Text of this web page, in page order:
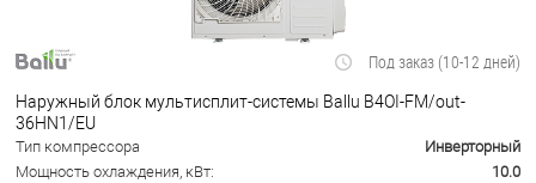
Под заказ (10-12 дней)
Наружный блок мультисплит-системы Ballu B4OI-FM/out-
36HN1/EU
Тип компрессора
Инверторный
Мощность охлаждения, кВт:
10.0